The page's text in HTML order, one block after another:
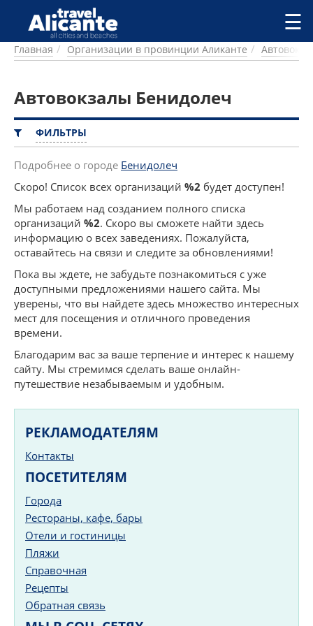
Перейти к основному содержанию
ГОРОДА
ПИТАНИЕ
ПЛЯЖИ
ДОСТОПРИМЕЧАТЕЛЬНОСТИ
КЕМПИНГ
КОМАРКИ (РАЙОНЫ)
РЕЦЕПТЫ
ПРЕДЛОЖЕНИЯ
СТАТЬИ
УСЛУГИ
☰
Главная Организации в провинции Аликанте
Автовокзалы Бенидолеч
ФИЛЬТРЫ
Подробнее о городе Бенидолеч
Скоро! Список всех организаций %2 будет доступен!
Мы работаем над созданием полного списка
организаций %2. Скоро вы сможете найти здесь
информацию о всех заведениях. Пожалуйста,
оставайтесь на связи и следите за обновлениями!
Пока вы ждете, не забудьте познакомиться с уже
доступными предложениями нашего сайта. Мы
уверены, что вы найдете здесь множество интересных
мест для посещения и отличного проведения
времени.
Благодарим вас за ваше терпение и интерес к нашему
сайту. Мы стремимся сделать ваше онлайн-
путешествие незабываемым и удобным.
РЕКЛАМОДАТЕЛЯМ
Контакты
ПОСЕТИТЕЛЯМ
Города
Рестораны, кафе, бары
Отели и гостиницы
Пляжи
Справочная
Рецепты
Обратная связь